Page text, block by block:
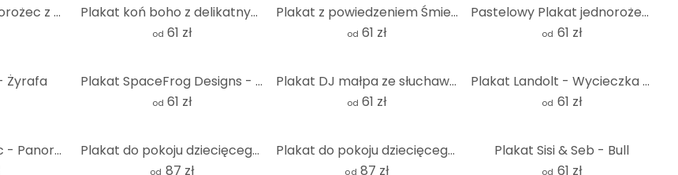
Plakat śpiący jednorożec z gwiazdami | Śliczne mityczne stworzenie do pokoju dziecięcego Plakat koń boho z delikatnymi kwiatami | Romantyczny motyw konia do pokoju dziecięcego
od 61 zł
Plakat z powiedzeniem Śmieszna kapibara - Powiedzenie z życia kapibary
od 61 zł
Pastelowy Plakat jednorożec z tęczą | Magiczne mityczne stworzenie dla dzieci
od 61 zł
Żyrafa Plakat SpaceFrog Designs - Złota ośmiornica
od 61 zł
Plakat DJ małpa ze słuchawkami - Magnusson
od 61 zł
Plakat Landolt - Wycieczka w góry
od 61 zł
Plakat Stado owiec - Panorama Plakat do pokoju dziecięcego Oliver Robins - Śliczne zwierzęta w lesie
od 87 zł
Plakat do pokoju dziecięcego - Oliver Robins - Kolorowa farma ze zwierzętami
od 87 zł
Plakat Sisi & Seb - Bull
od 61 zł